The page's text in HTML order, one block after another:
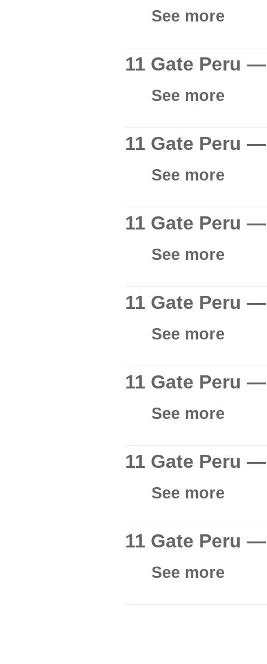
See more
11 Gate Peru
See more
11 Gate Peru
See more
11 Gate Peru
See more
11 Gate Peru
See more
11 Gate Peru
See more
11 Gate Peru
See more
11 Gate Peru
See more